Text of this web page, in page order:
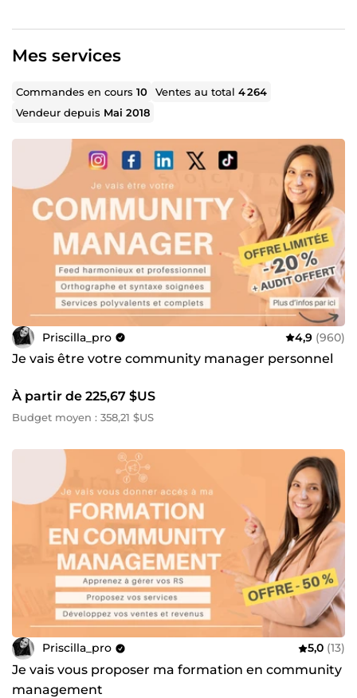
communication
Mes services
Commandes en cours10 Ventes au total4 264
Vendeur depuis Mai 2018
Priscilla_pro 4,9 (960)
Je vais être votre community manager personnel
À partir de 225,67 $US
Budget moyen : 358,21 $US
Priscilla_pro 5,0 (13)
Je vais vous proposer ma formation en community
management